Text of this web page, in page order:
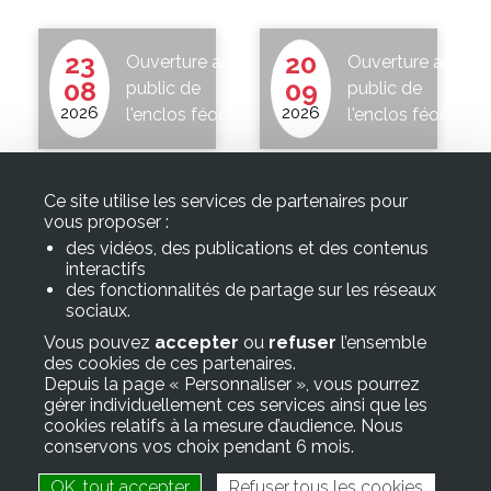
associative
culturelle
économique
touristique
23
08
2026
Ouverture au
public de
l'enclos féodal
20
09
2026
Ouverture au
public de
l'enclos féodal
Mairie de CUREMONTE
19500 Curemonte
Mail :
mairie@curemonte.fr
tél :05 55 25 34 76
Ce site utilise les services de partenaires pour
vous proposer :
des vidéos, des publications et des contenus
interactifs
des fonctionnalités de partage sur les réseaux
sociaux.
Vous pouvez accepter ou refuser l’ensemble
des cookies de ces partenaires.
Depuis la page « Personnaliser », vous pourrez
gérer individuellement ces services ainsi que les
cookies relatifs à la mesure d’audience. Nous
conservons vos choix pendant 6 mois.
OK, tout accepter
Refuser tous les cookies